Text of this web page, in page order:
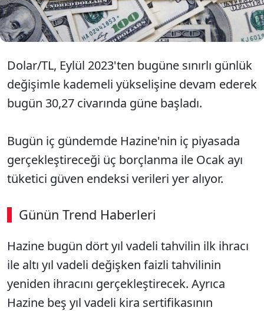
Dolar/TL, Eylül 2023'ten bugüne sınırlı günlük
değişimle kademeli yükselişine devam ederek
bugün 30,27 civarında güne başladı.
Bugün iç gündemde Hazine'nin iç piyasada
gerçekleştireceği üç borçlanma ile Ocak ayı
tüketici güven endeksi verileri yer alıyor.
Günün Trend Haberleri
00:03 / 09:15
Sesi Aç
Hazine bugün dört yıl vadeli tahvilin ilk ihracı
ile altı yıl vadeli değişken faizli tahvilinin
yeniden ihracını gerçekleştirecek. Ayrıca
Hazine beş yıl vadeli kira sertifikasının